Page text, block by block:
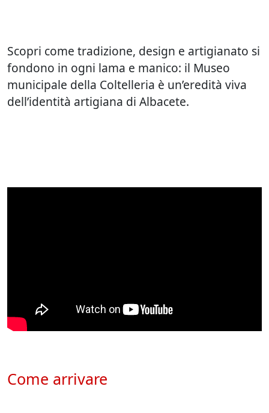
Scopri come tradizione, design e artigianato si
fondono in ogni lama e manico: il Museo
municipale della Coltelleria è un’eredità viva
dell’identità artigiana di Albacete.
Come arrivare